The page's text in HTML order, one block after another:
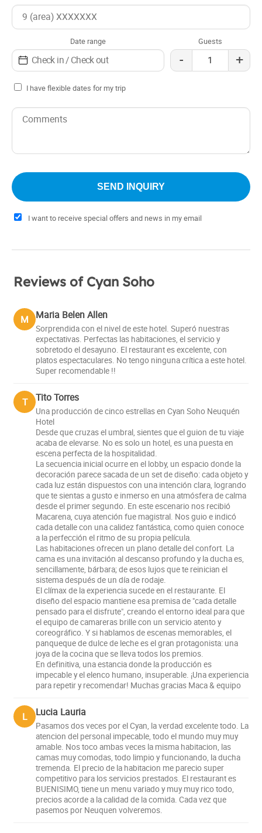
a calm and productive environment, adapting to the
needs of your guests.
Date range Guests
- +
I have flexible dates for my trip
I want to receive special offers and news in my email
Reviews of Cyan Soho
M Maria Belen Allen
Sorprendida con el nivel de este hotel. Superó nuestras
expectativas. Perfectas las habitaciones, el servicio y
sobretodo el desayuno. El restaurant es excelente, con
platos espectaculares. No tengo ninguna crítica a este hotel.
Super recomendable !!
T Tito Torres
Una producción de cinco estrellas en Cyan Soho Neuquén
Hotel
Desde que cruzas el umbral, sientes que el guion de tu viaje
acaba de elevarse. No es solo un hotel, es una puesta en
escena perfecta de la hospitalidad.
La secuencia inicial ocurre en el lobby, un espacio donde la
decoración parece sacada de un set de diseño: cada objeto y
cada luz están dispuestos con una intención clara, logrando
que te sientas a gusto e inmerso en una atmósfera de calma
desde el primer segundo. En este escenario nos recibió
Macarena, cuya atención fue magistral. Nos guio e indicó
cada detalle con una calidez fantástica, como quien conoce
a la perfección el ritmo de su propia película.
Las habitaciones ofrecen un plano detalle del confort. La
cama es una invitación al descanso profundo y la ducha es,
sencillamente, bárbara; de esos lujos que te reinician el
sistema después de un día de rodaje.
El clímax de la experiencia sucede en el restaurante. El
diseño del espacio mantiene esa premisa de "cada detalle
pensado para el disfrute", creando el entorno ideal para que
el equipo de camareras brille con un servicio atento y
coreográfico. Y si hablamos de escenas memorables, el
panqueque de dulce de leche es el gran protagonista: una
joya de la cocina que se lleva todos los premios.
En definitiva, una estancia donde la producción es
impecable y el elenco humano, insuperable. ¡Una experiencia
para repetir y recomendar! Muchas gracias Maca & equipo
L Lucia Lauria
Pasamos dos veces por el Cyan, la verdad excelente todo. La
atencion del personal impecable, todo el mundo muy muy
amable. Nos toco ambas veces la misma habitacion, las
camas muy comodas, todo limpio y funcionando, la ducha
tremenda. El precio de la habitacion me parecio super
competitivo para los servicios prestados. El restaurant es
BUENISIMO, tiene un menu variado y muy muy rico todo,
precios acorde a la calidad de la comida. Cada vez que
pasemos por Neuquen volveremos.